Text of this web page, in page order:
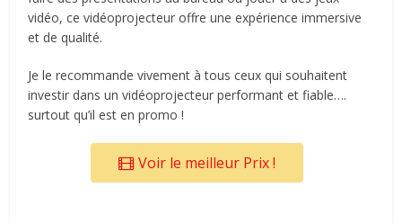
vidéo, ce vidéoprojecteur offre une expérience immersive
et de qualité.
Je le recommande vivement à tous ceux qui souhaitent
investir dans un vidéoprojecteur performant et fiable….
surtout qu’il est en promo !
Voir le meilleur Prix !